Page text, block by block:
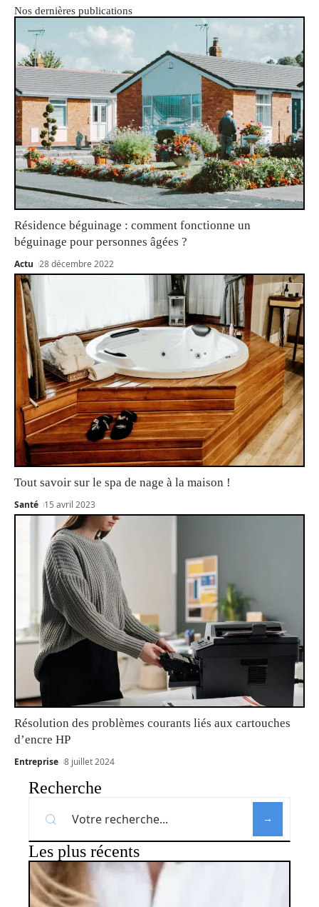
Nos dernières publications
Résidence béguinage : comment fonctionne un
béguinage pour personnes âgées ?
Actu 28 décembre 2022
Tout savoir sur le spa de nage à la maison !
Santé 15 avril 2023
Résolution des problèmes courants liés aux cartouches
d’encre HP
Entreprise 8 juillet 2024
Recherche
Les plus récents